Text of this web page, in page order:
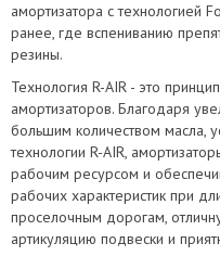
амортизатора с технологией
ранее, где вспениванию
резины.
Технология R-AIR - это
амортизаторов. Благодаря
большим количеством масла,
технологии R-AIR,
рабочим ресурсом и
рабочих характеристик при
проселочным дорогам,
артикуляцию подвески и